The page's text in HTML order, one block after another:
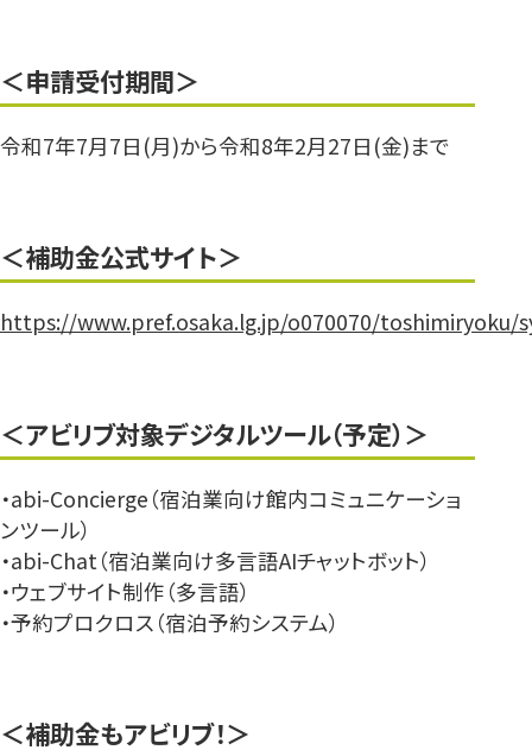
＜申請受付期間＞
令和7年7月7日(月)から令和8年2月27日(金)まで
＜補助金公式サイト＞
https://www.pref.osaka.lg.jp/o070070/
＜アビリブ対象デジタルツール（予定）＞
・abi-Concierge（宿泊業向け館内コミュニケーショ
ンツール）
・abi-Chat（宿泊業向け多言語AIチャットボット）
・ウェブサイト制作（多言語）
・予約プロクロス（宿泊予約システム）
＜補助金もアビリブ！＞